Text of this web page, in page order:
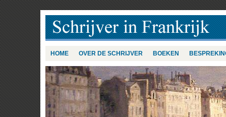
HOME OVER DE SCHRIJVER BOEKEN